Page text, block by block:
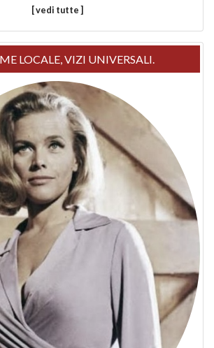
[ vedi tutte ]
LOCALE, VIZI UNIVERSALI.